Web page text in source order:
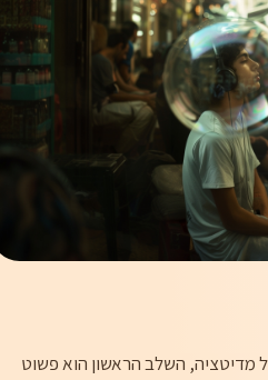
השלב הראשון הוא פשוט